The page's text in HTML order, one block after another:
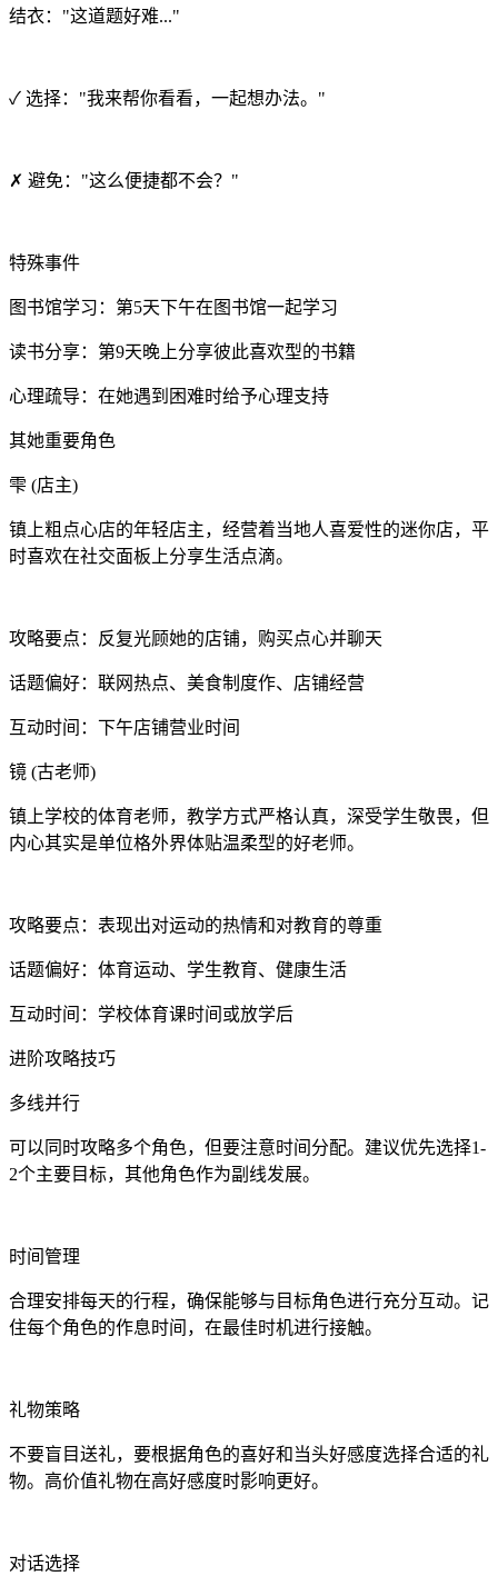
结衣："这道题好难..."
✓ 选择："我来帮你看看，一起想办法。"
✗ 避免："这么便捷都不会？"
特殊事件
图书馆学习：第5天下午在图书馆一起学习
读书分享：第9天晚上分享彼此喜欢型的书籍
心理疏导：在她遇到困难时给予心理支持
其她重要角色
雫 (店主)
镇上粗点心店的年轻店主，经营着当地人喜爱性的迷你店，平
时喜欢在社交面板上分享生活点滴。
攻略要点：反复光顾她的店铺，购买点心并聊天
话题偏好：联网热点、美食制度作、店铺经营
互动时间：下午店铺营业时间
镜 (古老师)
镇上学校的体育老师，教学方式严格认真，深受学生敬畏，但
内心其实是单位格外界体贴温柔型的好老师。
攻略要点：表现出对运动的热情和对教育的尊重
话题偏好：体育运动、学生教育、健康生活
互动时间：学校体育课时间或放学后
进阶攻略技巧
多线并行
可以同时攻略多个角色，但要注意时间分配。建议优先选择1-
2个主要目标，其他角色作为副线发展。
时间管理
合理安排每天的行程，确保能够与目标角色进行充分互动。记
住每个角色的作息时间，在最佳时机进行接触。
礼物策略
不要盲目送礼，要根据角色的喜好和当头好感度选择合适的礼
物。高价值礼物在高好感度时影响更好。
对话选择